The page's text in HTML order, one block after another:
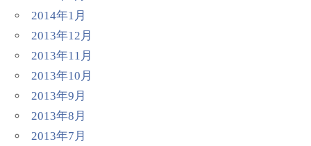
2014年1月
2013年12月
2013年11月
2013年10月
2013年9月
2013年8月
2013年7月